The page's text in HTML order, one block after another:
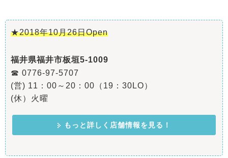
★2018年10月26日Open
福井県福井市板垣5-1009
☎ 0776-97-5707
(営) 11：00～20：00（19：30LO）
(休）火曜
もっと詳しく店舗情報を見る！